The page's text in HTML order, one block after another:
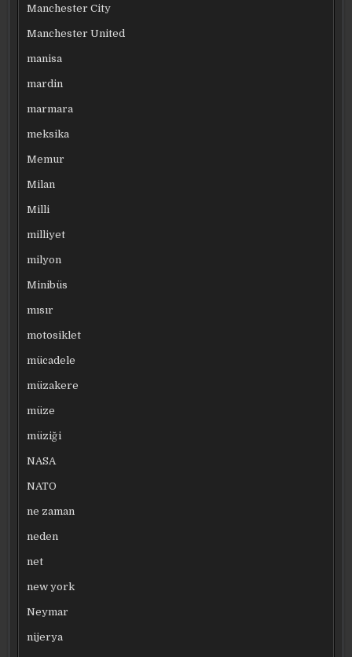
Manchester City
Manchester United
manisa
mardin
marmara
meksika
Memur
Milan
Milli
milliyet
milyon
Minibüs
mısır
motosiklet
mücadele
müzakere
müze
müziği
NASA
NATO
ne zaman
neden
net
new york
Neymar
nijerya